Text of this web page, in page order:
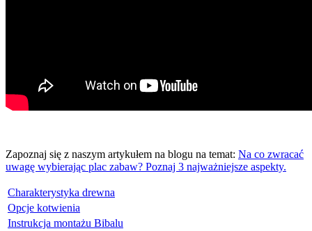
Zapoznaj się z naszym artykułem na blogu na temat: Na co zwracać
uwagę wybierając plac zabaw? Poznaj 3 najważniejsze aspekty.
Charakterystyka drewna
Opcje kotwienia
Instrukcja montażu Bibalu